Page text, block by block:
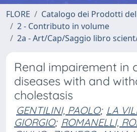
FLORE
Catalogo dei Prodotti
2 - Contributo in volume
2a - Art/Cap/Saggio libro
Renal impairement in
diseases with and
cholestasis
GENTILINI, PAOLO; LA
GIORGIO; ROMANELLI,